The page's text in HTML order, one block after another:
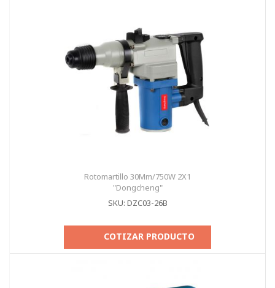
Rotomartillo 30Mm/750W 2X1
"Dongcheng"
SKU: DZC03-26B
COTIZAR PRODUCTO